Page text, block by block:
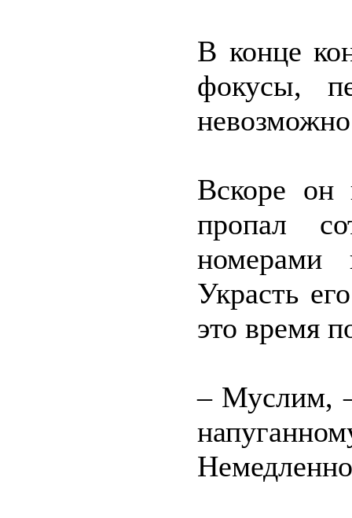
В конце
фокусы,
Вскоре он
пропал
номерами
Украсть
это время
– Муслим, –